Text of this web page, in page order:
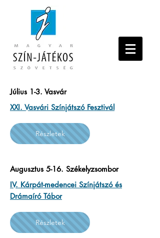
Július 1-3. Vasvár
XXI. Vasvári Színjátszó Fesztivál
Részletek
Augusztus 5-16. Székelyzsombor
IV. Kárpát-medencei Színjátszó és
Drámaíró Tábor
Részletek